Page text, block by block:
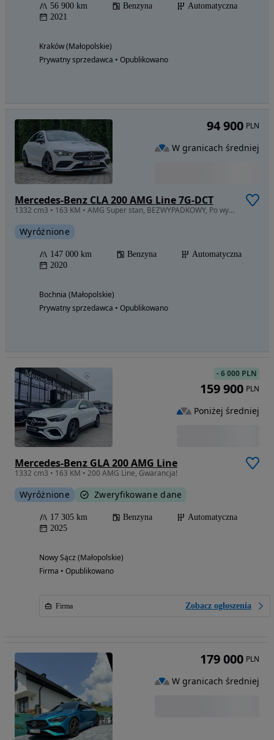
56 900 km Benzyna
Automatyczna
2021
Kraków (Małopolskie)
Prywatny sprzedawca • Opublikowano
Mercedes-Benz CLA 200 AMG Line 7G-DCT
1332 cm3 • 163 KM • AMG Super stan, BEZWYPADKOWY, Po wymianie rozrządu, gotowy do jazdy
Wyróżnione
147 000 km Benzyna
Automatyczna
2020
Bochnia (Małopolskie)
Prywatny sprzedawca • Opublikowano
94 900 PLN
W granicach średniej
Mercedes-Benz GLA 200 AMG Line
1332 cm3 • 163 KM • 200 AMG Line, Gwarancja!
Wyróżnione Zweryfikowane dane
17 305 km Benzyna
Automatyczna
2025
Nowy Sącz (Małopolskie)
Firma • Opublikowano
Firma Zobacz ogłoszenia
-6 000 PLN
159 900 PLN
Poniżej średniej
179 000 PLN
W granicach średniej